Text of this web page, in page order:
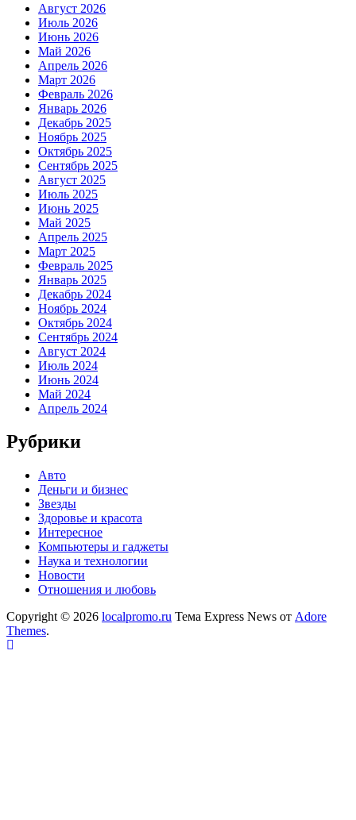
Август 2026
Июль 2026
Июнь 2026
Май 2026
Апрель 2026
Март 2026
Февраль 2026
Январь 2026
Декабрь 2025
Ноябрь 2025
Октябрь 2025
Сентябрь 2025
Август 2025
Июль 2025
Июнь 2025
Май 2025
Апрель 2025
Март 2025
Февраль 2025
Январь 2025
Декабрь 2024
Ноябрь 2024
Октябрь 2024
Сентябрь 2024
Август 2024
Июль 2024
Июнь 2024
Май 2024
Апрель 2024
Рубрики
Авто
Деньги и бизнес
Звезды
Здоровье и красота
Интересное
Компьютеры и гаджеты
Наука и технологии
Новости
Отношения и любовь
Copyright © 2026 localpromo.ru Тема Express News от Adore
Themes.